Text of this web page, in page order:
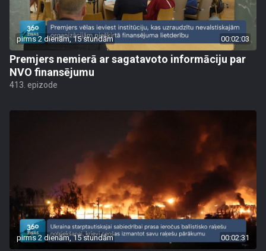
pirms 2 dienām, 15 stundām 00:02:03
Premjers nemierā ar sagatavoto informāciju par
NVO finansējumu
413. epizode
pirms 2 dienām, 15 stundām 00:02:31